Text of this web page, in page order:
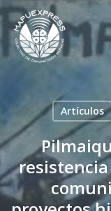
Skip
to
main
Artículos